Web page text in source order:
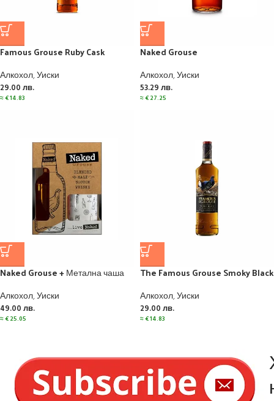
Famous Grouse Ruby Cask
Алкохол,Уиски
29.00 лв.
≈€14.83
Naked Grouse
Алкохол,Уиски
53.29 лв.
≈€27.25
Naked Grouse + Метална чаша
Алкохол,Уиски
49.00 лв.
≈€25.05
The Famous Grouse Smoky Black
Алкохол,Уиски
29.00 лв.
≈€14.83